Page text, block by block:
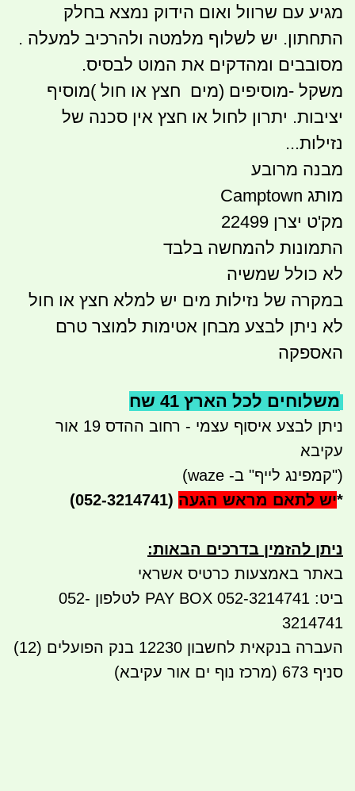
מגיע עם שרוול ואום הידוק נמצא בחלק
התחתון. יש לשלוף מלמטה ולהרכיב למעלה .
מסובבים ומהדקים את המוט לבסיס.
משקל -מוסיפים (מים חצץ או חול )מוסיף
יציבות. יתרון לחול או חצץ אין סכנה של
נזילות...
מבנה מרובע
מותג Camptown
מק'ט יצרן 22499
התמונות להמחשה בלבד
לא כולל שמשיה
במקרה של נזילות מים יש למלא חצץ או חול
לא ניתן לבצע מבחן אטימות למוצר טרם
האספקה
משלוחים לכל הארץ 41 שח
ניתן לבצע איסוף עצמי - רחוב ההדס 19 אור
עקיבא
("קמפינג לייף" ב- waze)
*יש לתאם מראש הגעה (052-3214741)
ניתן להזמין בדרכים הבאות:
באתר באמצעות כרטיס אשראי
ביט: 052-3214741 PAY BOX לטלפון 052-
3214741
העברה בנקאית לחשבון 12230 בנק הפועלים (12)
סניף 673 (מרכז נוף ים אור עקיבא)